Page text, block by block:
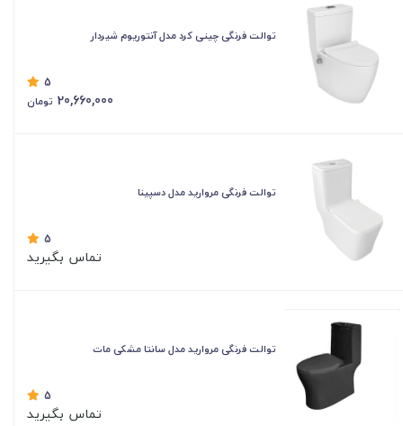
توالت فرنگی چینی کرد مدل آنتوریوم شیردار
5
20,660,000 تومان
توالت فرنگی مروارید مدل دسپینا
5
تماس بگیرید
توالت فرنگی مروارید مدل سانتا مشکی مات
5
تماس بگیرید